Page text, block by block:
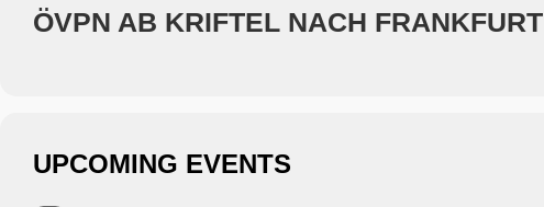
ÖVPN AB KRIFTEL NACH FRANKFURT
UPCOMING EVENTS